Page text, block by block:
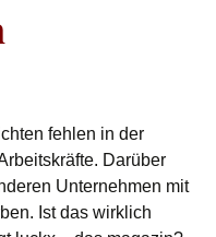
fehlen in der
Darüber
Unternehmen mit
Ist das wirklich